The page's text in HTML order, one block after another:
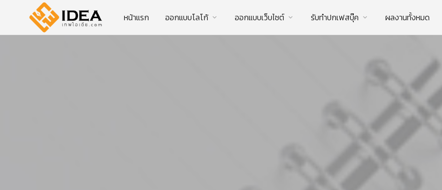
หน้าแรก ออกแบบโลโก้ ออกแบบเว็บไซต์ รับทําปกเฟสบุ๊ค ผลงานทั้งหมด